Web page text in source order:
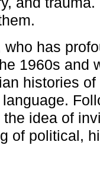
who has
1960s and
histories
the idea of
of political,